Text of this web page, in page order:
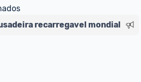
recarregavel mondial